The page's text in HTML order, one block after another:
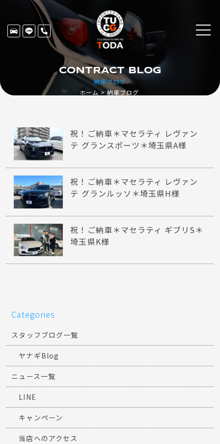
納車ブログ
CONTRACT BLOG
ホーム 納車ブログ
祝！ご納車＊マセラティ レヴァン
テ グランスポーツ＊埼玉県A様
祝！ご納車＊マセラティ レヴァン
テ グランルッソ＊埼玉県H様
祝！ご納車＊マセラティ ギブリS＊
埼玉県K様
Categories
スタッフブログ一覧
ヤナギBlog
ニュース一覧
LINE
キャンペーン
当店へのアクセス